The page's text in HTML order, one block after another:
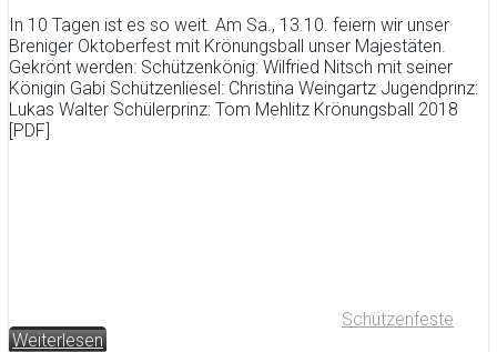
In 10 Tagen ist es so weit. Am Sa., 13.10. feiern wir unser
Breniger Oktoberfest mit Krönungsball unser Majestäten.
Gekrönt werden: Schützenkönig: Wilfried Nitsch mit seiner
Königin Gabi Schützenliesel: Christina Weingartz Jugendprinz:
Lukas Walter Schülerprinz: Tom Mehlitz Krönungsball 2018
[PDF]
Schützenfeste
Weiterlesen